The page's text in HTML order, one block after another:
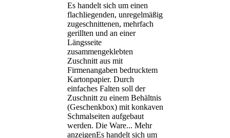
Es handelt sich um einen
flachliegenden, unregelmäßig
zugeschnittenen, mehrfach
gerillten und an einer
Längsseite
zusammengeklebten
Zuschnitt aus mit
Firmenangaben bedrucktem
Kartonpapier. Durch
einfaches Falten soll der
Zuschnitt zu einem Behältnis
(Geschenkbox) mit konkaven
Schmalseiten aufgebaut
werden. Die Ware... Mehr
anzeigenEs handelt sich um